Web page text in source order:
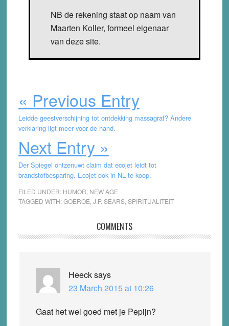
NB de rekening staat op naam van
Maarten Koller, formeel eigenaar
van deze site.
« Previous Entry
Leidde geestverschijning tot ontdekking massagraf? Andere
verklaring ligt meer voor de hand.
Next Entry »
Der Spiegel ontzenuwt claim dat ecojet leidt tot
brandstofbesparing. Ecojet ook in NL te koop.
FILED UNDER: HUMOR NEW AGE
TAGGED WITH:GOEROE J.P. SEARS, SPIRITUALITEIT
Interactions
COMMENTS
Heecksays
23 March 2015 at 10:26
Gaat het wel goed met je Pepijn?